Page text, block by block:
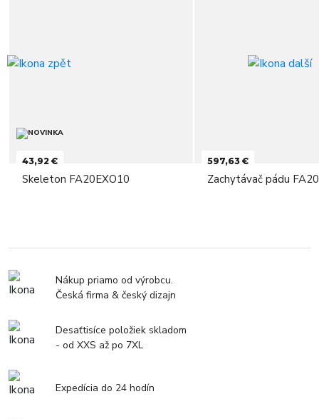
43,92 €
Skeleton FA20EXO10
597,63 €
Zachytávač pádu
Nákup priamo od výrobcu.
Česká firma & český dizajn
Desaťtisíce položiek skladom
- od XXS až po 7XL
Expedícia do 24 hodín